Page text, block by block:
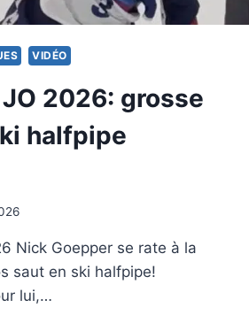
VIDÉO
2026: grosse
halfpipe
Nick Goepper se rate à la
saut en ski halfpipe!
lui,…